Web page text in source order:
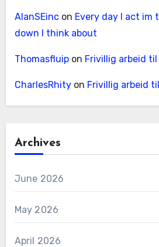
AlanSEincon Every day I act im
down I think about
Thomasfluipon Frivillig arbeid til
CharlesRhityon Frivillig arbeid
Archives
June 2026
May 2026
April 2026